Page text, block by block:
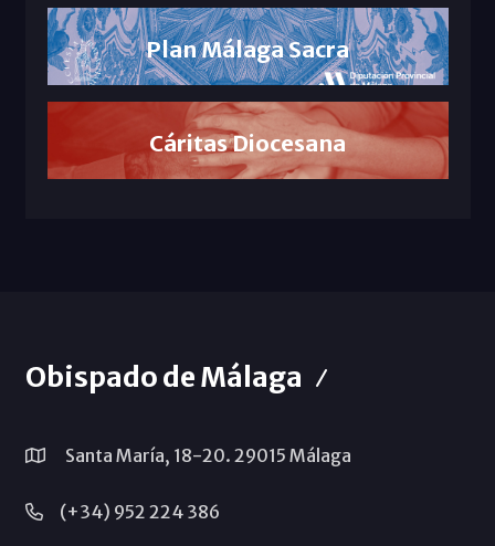
Plan Málaga Sacra
Cáritas Diocesana
Obispado de Málaga
Santa María, 18-20. 29015 Málaga
(+34) 952 224 386